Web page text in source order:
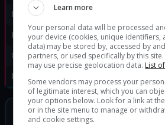
Publisher:
Disponibile per:
Oculus
Genere:
Data di rilascio:
28/04/
SEGUICI SUI SOCIAL
Learn more
Your personal data will be processed
your device (cookies, unique identifiers,
data) may be stored by, accessed by
partners, or used specifically by this
may use precise geolocation data. List
Some vendors may process your
of legitimate interest, which you can
your options below. Look for a link at
or in the site menu to manage or
and cookie settings.